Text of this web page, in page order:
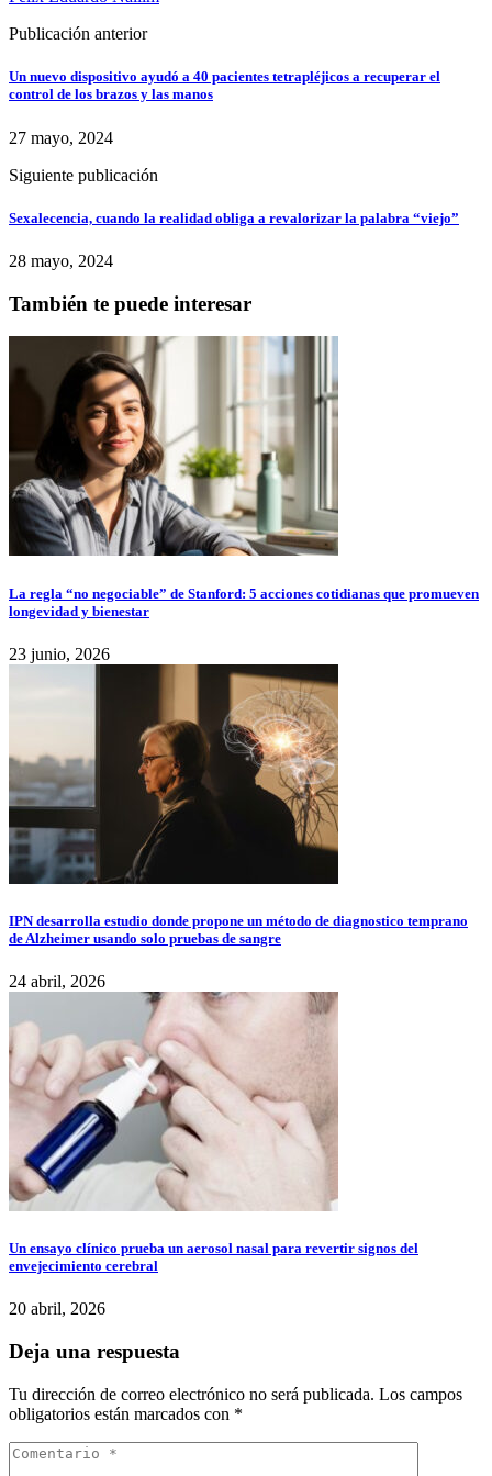
Publicación anterior
Un nuevo dispositivo ayudó a 40 pacientes tetrapléjicos a recuperar el
control de los brazos y las manos
27 mayo, 2024
Siguiente publicación
Sexalecencia, cuando la realidad obliga a revalorizar la palabra “viejo”
28 mayo, 2024
También te puede interesar
La regla “no negociable” de Stanford: 5 acciones cotidianas que promueven
longevidad y bienestar
23 junio, 2026
IPN desarrolla estudio donde propone un método de diagnostico temprano
de Alzheimer usando solo pruebas de sangre
24 abril, 2026
Un ensayo clínico prueba un aerosol nasal para revertir signos del
envejecimiento cerebral
20 abril, 2026
Deja una respuesta
Tu dirección de correo electrónico no será publicada. Los campos
obligatorios están marcados con *